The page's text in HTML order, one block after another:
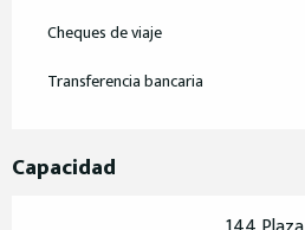
Cheques de viaje
Transferencia bancaria
Capacidad